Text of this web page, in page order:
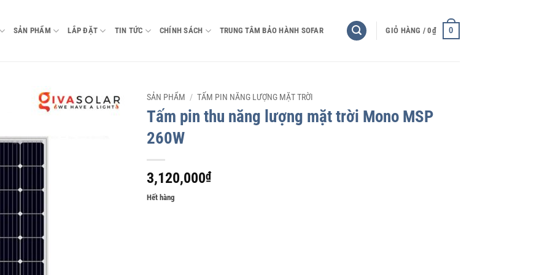
SẢN PHẨM LẮP ĐẶT TIN TỨC CHÍNH SÁCH TRUNG TÂM BẢO HÀNH SOFAR GIỎ HÀNG /0₫ 0
SẢN PHẨM / TẤM PIN NĂNG LƯỢNG MẶT TRỜI
Tấm pin thu năng lượng mặt trời Mono MSP
260W
3,120,000₫
Hết hàng